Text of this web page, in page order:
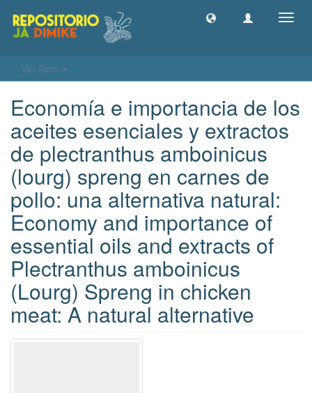
Ver ítem
Economía e importancia de los
aceites esenciales y extractos
de plectranthus amboinicus
(lourg) spreng en carnes de
pollo: una alternativa natural:
Economy and importance of
essential oils and extracts of
Plectranthus amboinicus
(Lourg) Spreng in chicken
meat: A natural alternative